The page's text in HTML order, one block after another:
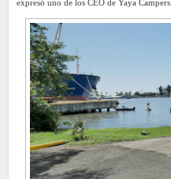
expresó uno de los CEO de Yaya Campers.